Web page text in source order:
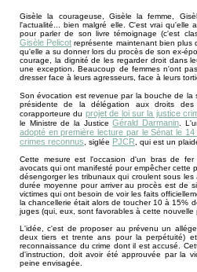
Gisèle la courageuse, Gisèle la femme,
l'actualité... bien malgré elle. C'est vrai
pour parler de son livre témoignage (c'est
Gisèle Pelicot représente maintenant bien plus
qu'elle a su donner lors du procès de son ex-
courage, la dignité de les regarder droit dans
une exception. Beaucoup de femmes n'ont
dresser face à leurs agresseurs, face à leurs
Son évocation est revenue par la bouche de la
présidente de la délégation aux droits
corapporteure du projet de loi sur la justice
le Ministre de la JusticeGérald Darmanin .
adopté en première lecture par le Sénat le 14
crimes reconnus , siglée PJCR , qui est un
Cette mesure est l'occasion d'un bras de
avocats qui ont manifesté pour empêcher cette
désengorger les tribunaux qui croulent sous
durée moyenne pour arriver au procès est de
victimes qui ont besoin de voir les faits
la chancellerie était alors de toucher 10 à 15%
juges (qui, eux, sont favorables à cette nouvelle
L'idée, c'est de proposer au prévenu un
deux tiers et trente ans pour la perpétuité)
reconnaissance du crime dont il est accusé.
d'instruction, doit avoir été approuvée par la
peine envisagée.